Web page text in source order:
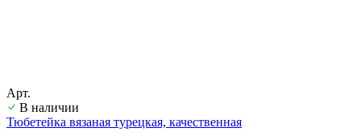
Арт.
В наличии
Тюбетейка вязаная турецкая, качественная